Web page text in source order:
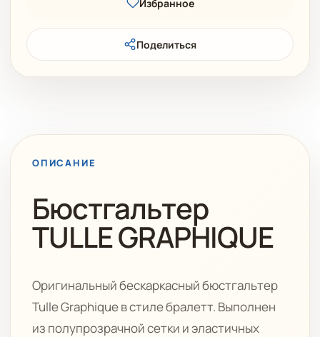
Избранное
Поделиться
ОПИСАНИЕ
Бюстгальтер
TULLE GRAPHIQUE
Оригинальный бескаркасный бюстгальтер
Tulle Graphique в стиле бралетт. Выполнен
из полупрозрачной сетки и эластичных